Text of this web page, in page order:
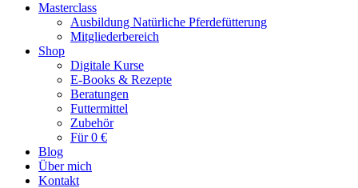
Masterclass
Ausbildung Natürliche Pferdefütterung
Mitgliederbereich
Shop
Digitale Kurse
E-Books & Rezepte
Beratungen
Futtermittel
Zubehör
Für 0 €
Blog
Über mich
Kontakt